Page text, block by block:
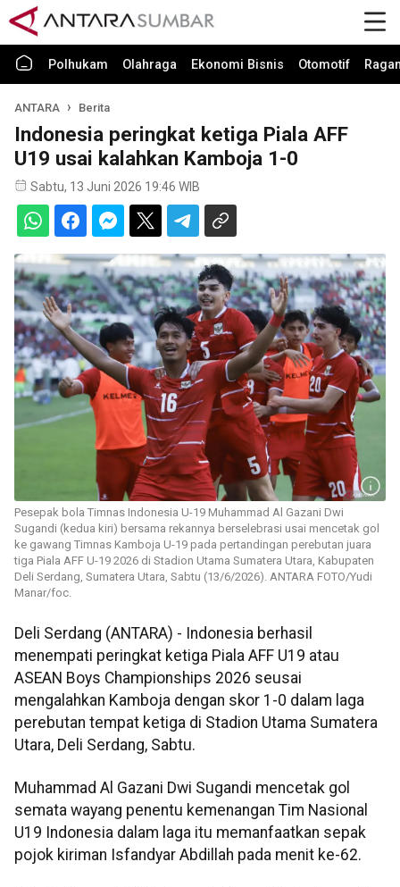
Polhukam Olahraga Ekonomi Bisnis Otomotif
ANTARA Berita
Indonesia peringkat ketiga Piala AFF
U19 usai kalahkan Kamboja 1-0
Sabtu, 13 Juni 2026 19:46 WIB
Pesepak bola Timnas Indonesia U-19 Muhammad Al Gazani Dwi
Sugandi (kedua kiri) bersama rekannya berselebrasi usai mencetak gol
ke gawang Timnas Kamboja U-19 pada pertandingan perebutan juara
tiga Piala AFF U-19 2026 di Stadion Utama Sumatera Utara, Kabupaten
Deli Serdang, Sumatera Utara, Sabtu (13/6/2026). ANTARA FOTO/Yudi
Manar/foc.
Deli Serdang (ANTARA) - Indonesia berhasil
menempati peringkat ketiga Piala AFF U19 atau
ASEAN Boys Championships 2026 seusai
mengalahkan Kamboja dengan skor 1-0 dalam laga
perebutan tempat ketiga di Stadion Utama Sumatera
Utara, Deli Serdang, Sabtu.
Muhammad Al Gazani Dwi Sugandi mencetak gol
semata wayang penentu kemenangan Tim Nasional
U19 Indonesia dalam laga itu memanfaatkan sepak
pojok kiriman Isfandyar Abdillah pada menit ke-62.